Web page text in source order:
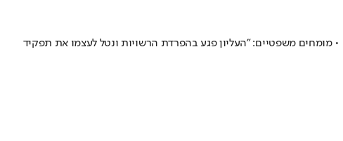
מומחים משפטיים: "העליון פגע בהפרדת הרשויות ונטל לעצמו את תפקיד